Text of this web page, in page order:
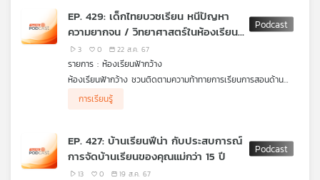
EP. 429: เด็กไทยบวชเรียน หนีปัญหา
ความยากจน / วิทยาศาสตร์ในห้องเรียน
ไทย
3 0 22 ส.ค. 67
รายการ : ห้องเรียนฟ้ากว้าง
ห้องเรียนฟ้ากว้าง ชวนติดตามความท้าทายการเรียนการสอนด้าน
วิทยาศาสตร์ในห้องเรียนของไทย ในช่วงสัปดาห์วิทยาศาสตร์ และ
กิจกรรมส่งเสริมการเรียนรู้ด้านต่าง ๆ เช่น ดำนาสร้างสรรค์ ปั้นฝัน
ถิ่นไม่ให้สูญหาย, จ.มหาสารคาม เปิดศูนย์กลองยาว ส่งเสริมการเรียน
รู้และเศรษฐกิจชุมชน และสถานการณ์เด็กไทยบวชเรียนมากขึ้น
เนื่องจากหนีปัญหาความยากจน
การเรียนรู้
EP. 427: บ้านเรียนฟีน่า กับประสบการณ์
การจัดบ้านเรียนของคุณแม่กว่า 15 ปี
13 0 19 ส.ค. 67